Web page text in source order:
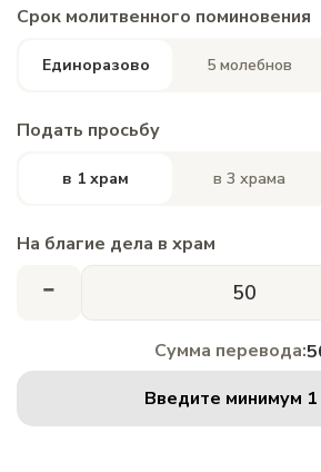
Срок молитвенного поминовения
Единоразово 5 молебнов
Подать просьбу
в 1 храм в 3 храма
На благие дела в храм
-
Сумма перевода:
Введите минимум 1